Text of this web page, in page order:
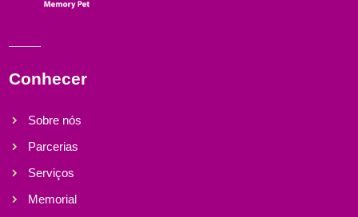
Conhecer
Sobre nós
Parcerias
Serviços
Memorial